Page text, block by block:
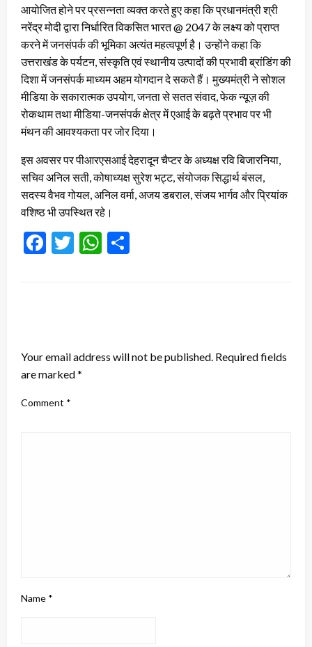
आयोजित होने पर प्रसन्नता व्यक्त करते हुए कहा कि प्रधानमंत्री श्री
नरेंद्र मोदी द्वारा निर्धारित विकसित भारत @ 2047 के लक्ष्य को प्राप्त
करने में जनसंपर्क की भूमिका अत्यंत महत्वपूर्ण है। उन्होंने कहा कि
उत्तराखंड के पर्यटन, संस्कृति एवं स्थानीय उत्पादों की प्रभावी ब्रांडिंग की
दिशा में जनसंपर्क माध्यम अहम योगदान दे सकते हैं। मुख्यमंत्री ने सोशल
मीडिया के सकारात्मक उपयोग, जनता से सतत संवाद, फेक न्यूज़ की
रोकथाम तथा मीडिया-जनसंपर्क क्षेत्र में एआई के बढ़ते प्रभाव पर भी
मंथन की आवश्यकता पर जोर दिया।
इस अवसर पर पीआरएसआई देहरादून चैप्टर के अध्यक्ष रवि बिजारनिया,
सचिव अनिल सती, कोषाध्यक्ष सुरेश भट्ट, संयोजक सिद्धार्थ बंसल,
सदस्य वैभव गोयल, अनिल वर्मा, अजय डबराल, संजय भार्गव और प्रियांक
वशिष्ठ भी उपस्थित रहे।
Facebook
TwitterWhatsApp
Your email address will not be published. Required fields
are marked*
Comment *
Name *